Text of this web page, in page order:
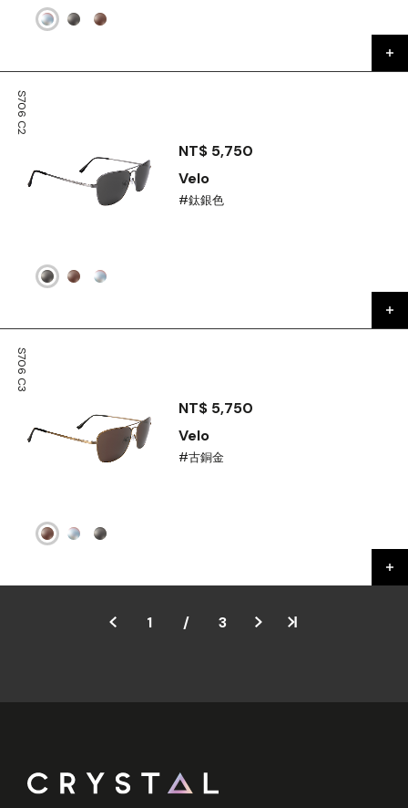
S706 C2
NT$ 5,750
Velo
#鈦銀色
S706 C3
NT$ 5,750
Velo
#古銅金
1 / 3